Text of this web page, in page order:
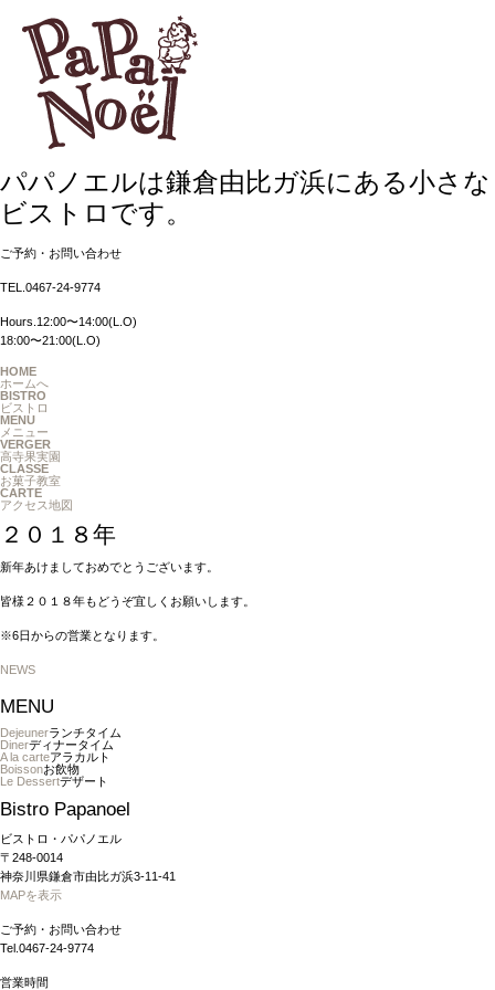
パパノエルは鎌倉由比ガ浜にある小さな
ビストロです。
ご予約・お問い合わせ
TEL.0467-24-9774
Hours.12:00〜14:00(L.O)
18:00〜21:00(L.O)
HOME
ホームへ
BISTRO
ビストロ
MENU
メニュー
VERGER
高寺果実園
CLASSE
お菓子教室
CARTE
アクセス地図
２０１８年
新年あけましておめでとうございます。
皆様２０１８年もどうぞ宜しくお願いします。
※6日からの営業となります。
NEWS
MENU
Dejeunerランチタイム
Dinerディナータイム
A la carteアラカルト
Boissonお飲物
Le Dessertデザート
Bistro Papanoel
ビストロ・パパノエル
〒248-0014
神奈川県鎌倉市由比ガ浜3-11-41
MAPを表示
ご予約・お問い合わせ
Tel.0467-24-9774
営業時間